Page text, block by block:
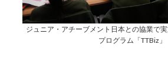
ジュニア・アチーブメント日本との協業で
プログラム「TTBiz」